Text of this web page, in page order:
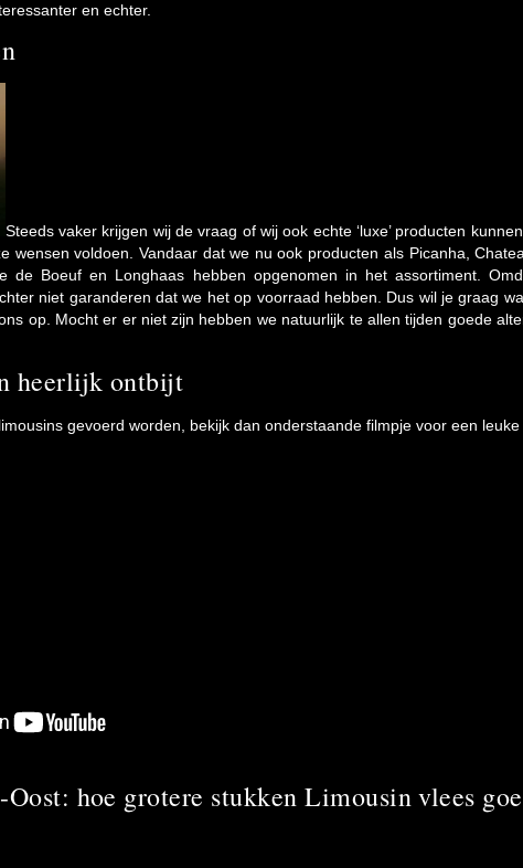
en echter.
Steeds vaker krijgen wij de vraag of wij ook echte ‘luxe’ producten
wensen voldoen. Vandaar dat we nu ook producten als Picanha,
de Boeuf en Longhaas hebben opgenomen in het assortiment.
niet garanderen dat we het op voorraad hebben. Dus wil je graag
op. Mocht er er niet zijn hebben we natuurlijk te allen tijden goede
heerlijk ontbijt
gevoerd worden, bekijk dan onderstaande filmpje voor een
hoe grotere stukken Limousin vlees